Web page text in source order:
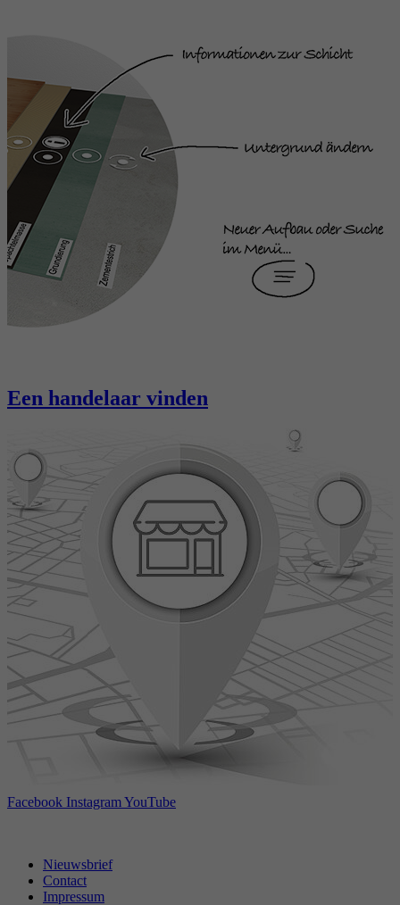
Een handelaar vinden
Facebook InstagramYouTube
Nieuwsbrief
Contact
Impressum